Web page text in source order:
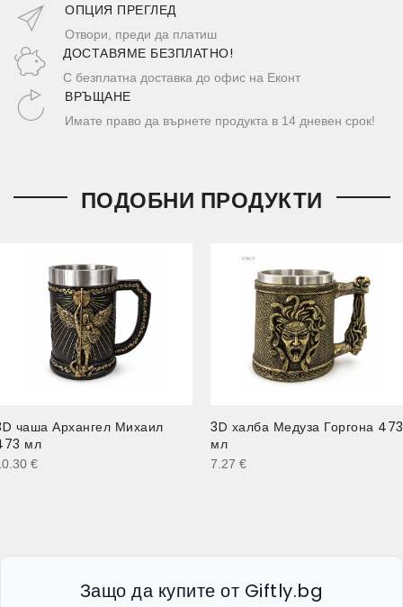
ОПЦИЯ ПРЕГЛЕД
Отвори, преди да платиш
ДОСТАВЯМЕ БЕЗПЛАТНО!
С безплатна доставка до офис на Еконт
ВРЪЩАНЕ
Имате право да върнете продукта в 14 дневен срок!
ПОДОБНИ ПРОДУКТИ
чаша Архангел Михаил
мл
€
3D халба Медуза Горгона 473
мл
7.27 €
Защо да купите от Giftly.bg